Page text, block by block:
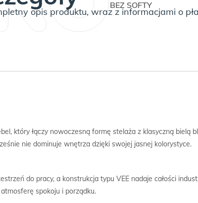
BEZ SOFTY
opis produktu, wraz z informacjami o
który łączy nowoczesną formę stelaża z klasyczną bielą
nie dominuje wnętrza dzięki swojej jasnej kolorystyce.
do pracy, a konstrukcja typu VEE nadaje całości
spokoju i porządku.